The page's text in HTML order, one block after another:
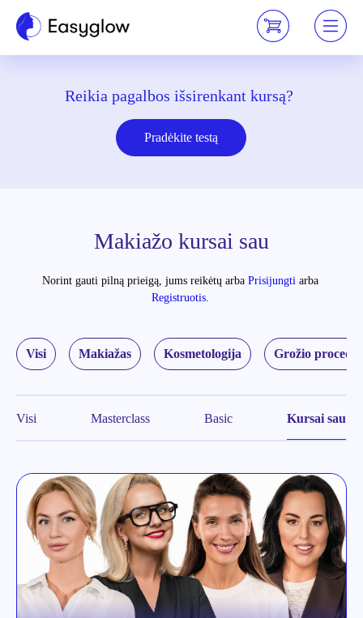
Reikia pagalbos išsirenkant kursą?
Pradėkite testą
Makiažo kursai sau
Norint gauti pilną prieigą, jums reikėtų arba Prisijungti arba
Registruotis.
Visi Makiažas Kosmetologija Grožio
Visi Masterclass Basic Kursai sau